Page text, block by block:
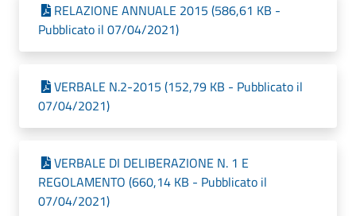
RELAZIONE ANNUALE 2015 (586,61 KB -
Pubblicato il 07/04/2021)
VERBALE N.2-2015 (152,79 KB - Pubblicato il
07/04/2021)
VERBALE DI DELIBERAZIONE N. 1 E
REGOLAMENTO (660,14 KB - Pubblicato il
07/04/2021)